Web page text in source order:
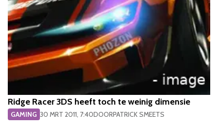
Ridge Racer 3DS heeft toch te weinig dimensie
GAMING 30 MRT 2011, 7:40DOORPATRICK SMEETS